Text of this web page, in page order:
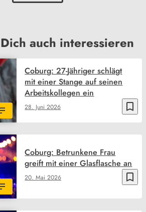
auch interessieren
bookmark_border
28. Juni 2026
Coburg: 27-Jähriger schlägt
mit einer Stange auf seinen
Arbeitskollegen ein
bookmark_border
20. Mai 2026
Coburg: Betrunkene Frau
greift mit einer Glasflasche an